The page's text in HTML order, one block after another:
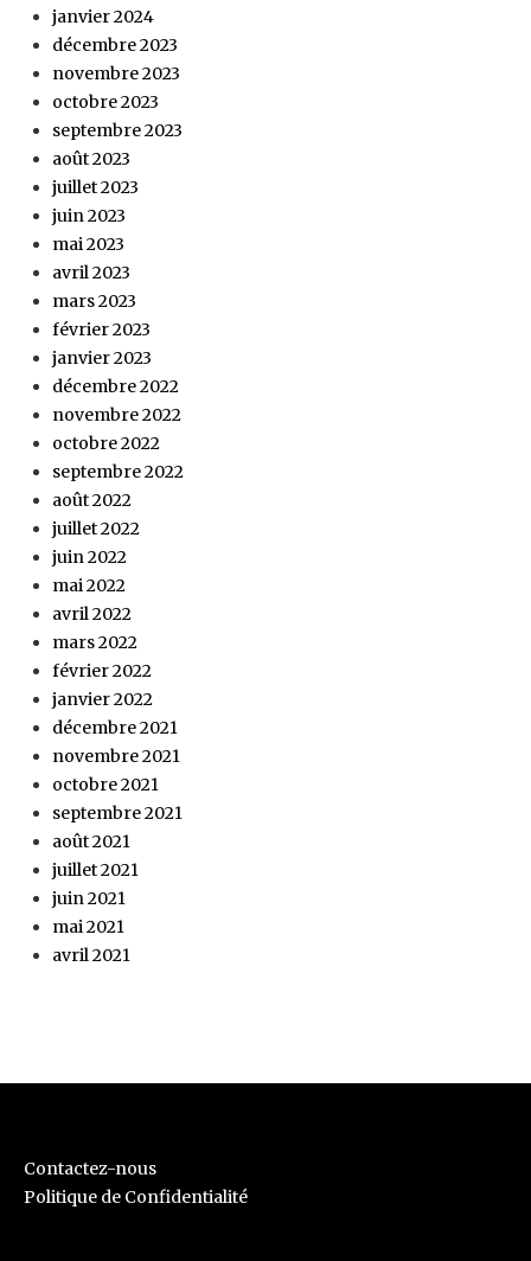
janvier 2024
décembre 2023
novembre 2023
octobre 2023
septembre 2023
août 2023
juillet 2023
juin 2023
mai 2023
avril 2023
mars 2023
février 2023
janvier 2023
décembre 2022
novembre 2022
octobre 2022
septembre 2022
août 2022
juillet 2022
juin 2022
mai 2022
avril 2022
mars 2022
février 2022
janvier 2022
décembre 2021
novembre 2021
octobre 2021
septembre 2021
août 2021
juillet 2021
juin 2021
mai 2021
avril 2021
Contactez-nous
Politique de Confidentialité